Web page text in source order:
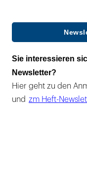
Sie interessieren
Newsletter?
Hier geht zu den
und zm Heft-